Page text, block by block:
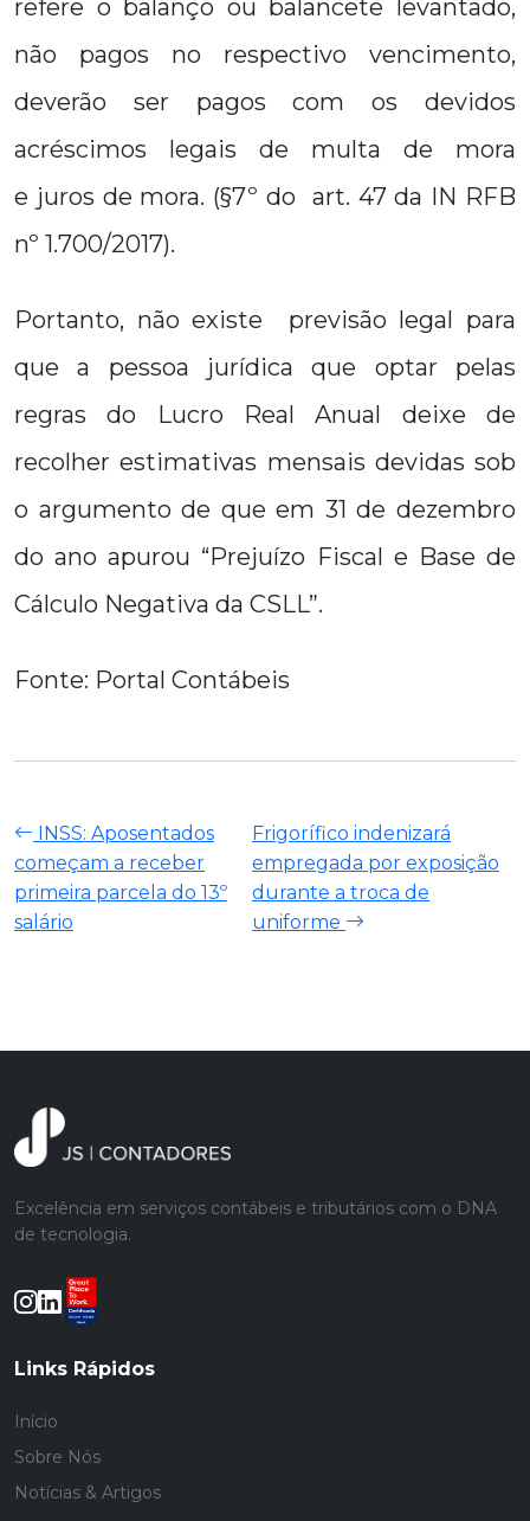
refere o balanço ou balancete levantado,
não pagos no respectivo vencimento,
deverão ser pagos com os devidos
acréscimos legais de multa de mora
e juros de mora. (§7º do art. 47 da IN RFB
nº 1.700/2017).
Portanto, não existe previsão legal para
que a pessoa jurídica que optar pelas
regras do Lucro Real Anual deixe de
recolher estimativas mensais devidas sob
o argumento de que em 31 de dezembro
do ano apurou “Prejuízo Fiscal e Base de
Cálculo Negativa da CSLL”.
Fonte: Portal Contábeis
INSS: Aposentados
começam a receber
primeira parcela do 13º
salário
Frigorífico indenizará
empregada por exposição
durante a troca de
uniforme
Excelência em serviços contábeis e tributários com o DNA
de tecnologia.
Links Rápidos
Início
Sobre Nós
Notícias & Artigos